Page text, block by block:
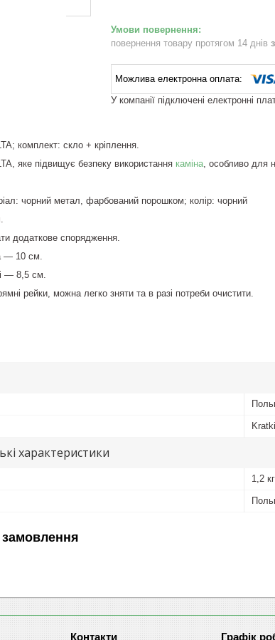
повернення товару протягом 14 днів
У компанії підключені електронні
комплект: скло + кріплення.
яке підвищує безпеку використання каміна , особливо для
чорний метал, фарбований порошком; колір: чорний
додаткове спорядження.
— 10 см.
— 8,5 см.
рейки, можна легко зняти та в разі потреби очистити.
Kratki
характеристики
1,2 кг
Графік